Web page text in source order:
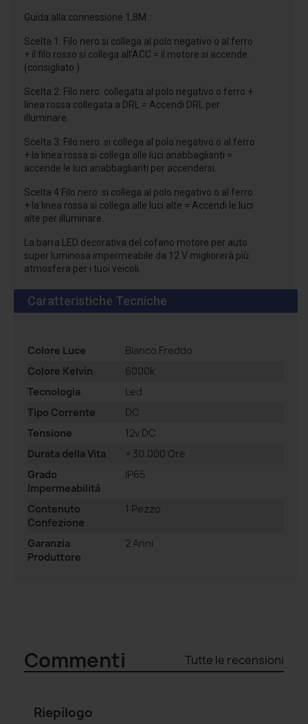
Guida alla connessione 1,8M :
Scelta 1: Filo nero si collega al polo negativo o al ferro
+ il filo rosso si collega all'ACC = il motore si accende.
(consigliato )
Scelta 2: Filo nero collegata al polo negativo o ferro +
linea rossa collegata a DRL = Accendi DRL per
illuminare.
Scelta 3: Filo nero si collega al polo negativo o al ferro
+ la linea rossa si collega alle luci anabbaglianti =
accende le luci anabbaglianti per accendersi.
Scelta 4 Filo nero si collega al polo negativo o al ferro
+ la linea rossa si collega alle luci alte = Accendi le luci
alte per illuminare.
La barra LED decorativa del cofano motore per auto
super luminosa impermeabile da 12 V migliorerà più
atmosfera per i tuoi veicoli.
Caratteristiche Tecniche
Colore Luce
Bianco Freddo
Colore Kelvin
6000k
Tecnologia
Led
Tipo Corrente
DC
Tensione
12v DC
Durata della Vita
+ 30.000 Ore
Grado
Impermeabilità
IP65
Contenuto
Confezione
1 Pezzo
Garanzia
Produttore
2 Anni
Commenti Tutte le recensioni
Riepilogo